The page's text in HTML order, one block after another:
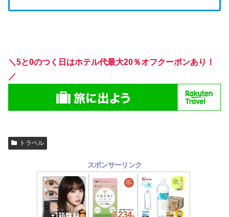
＼5と0のつく日はホテル代最大20％オフクーポンあり！
／
トラベル
スポンサーリンク